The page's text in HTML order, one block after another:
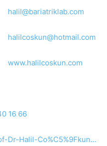
halil@bariatriklab.com
halilcoskun@hotmail.com
www.halilcoskun.com
16 66
Dr-Halil-Co%C5%9Fkun…